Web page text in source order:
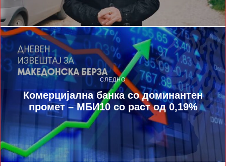
СЛЕДНО
Комерцијална банка со доминантен
промет – МБИ10 со раст од 0,19%